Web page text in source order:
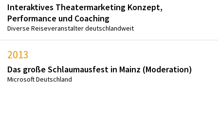
Interaktives Theatermarketing Konzept,
Performance und Coaching
Diverse Reiseveranstalter deutschlandweit
2013
Das große Schlaumausfest in Mainz (Moderation)
Microsoft Deutschland